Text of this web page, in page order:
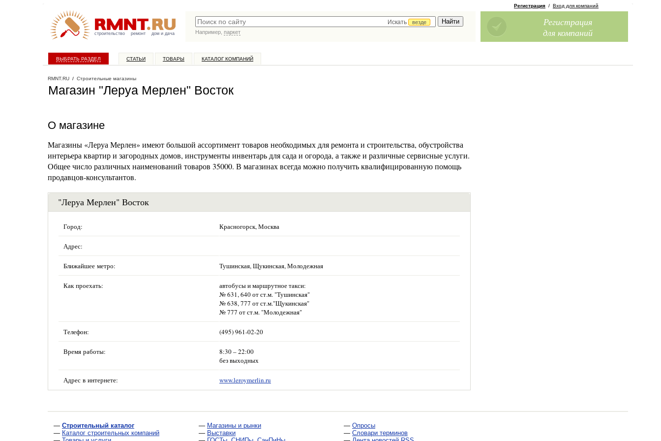
строительство ремонт дом и дача
Искать
везде
Например, паркет
Регистрация / Вход для компаний
Регистрация
для компаний
ВЫБРАТЬ РАЗДЕЛ СТАТЬИ ТОВАРЫ КАТАЛОГ КОМПАНИЙ
RMNT.RU / Строительные магазины
Магазин "Леруа Мерлен" Восток
О магазине
Магазины «Леруа Мерлен» имеют большой ассортимент товаров необходимых для ремонта и строительства, обустройства
интерьера квартир и загородных домов, инструменты инвентарь для сада и огорода, а также и различные сервисные услуги.
Общее число различных наименований товаров 35000. В магазинах всегда можно получить квалифицированную помощь
продавцов-консультантов.
"Леруа Мерлен" Восток
Город: Красногорск, Москва
Адрес:
Ближайшее метро: Тушинская, Щукинская, Молодежная
Как проехать:
автобусы и маршрутное такси:
№ 631, 640 от ст.м. "Тушинская"
№ 638, 777 от ст.м."Щукинская"
№ 777 от ст.м. "Молодежная"
Телефон: (495) 961-02-20
Время работы:
8:30 – 22:00
без выходных
Адрес в интернете: www.leroymerlin.ru
— Строительный каталог
— Каталог строительных компаний
— Магазины и рынки
— Выставки
— Опросы
— Словари терминов